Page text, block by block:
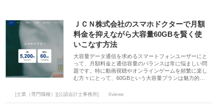
ＪＣＮ株式会社のスマホドクターで月額
料金を抑えながら大容量60GBを賢く使
いこなす方法
大容量データ通信を求めるスマートフォンユーザーにと
って、月額料金と通信容量のバランスは常に悩ましい問
題です。特に動画視聴やオンラインゲームを頻繁に楽し
む方々にとって、60GBという大容量プランは魅力的…
[士業（専門職種）][公認会計士事務所] 0views